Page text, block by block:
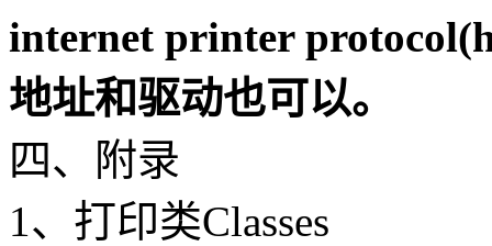
internet printer
地址和驱动也可以。
四、附录
1、打印类Classes